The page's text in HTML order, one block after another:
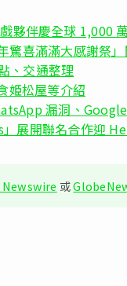
夥伴慶全球 1,000
驚喜滿滿大感謝祭」
、交通整理
姫松屋等介紹
漏洞、
」展開聯名合作迎
Newswire 或